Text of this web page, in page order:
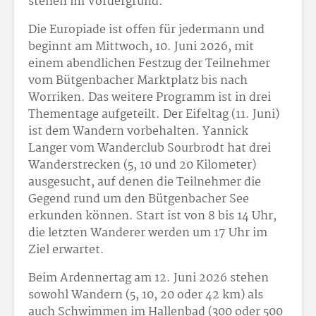
Die Europiade ist offen für jedermann und
beginnt am Mittwoch, 10. Juni 2026, mit
einem abendlichen Festzug der Teilnehmer
vom Bütgenbacher Marktplatz bis nach
Worriken. Das weitere Programm ist in drei
Thementage aufgeteilt. Der Eifeltag (11. Juni)
ist dem Wandern vorbehalten. Yannick
Langer vom Wanderclub Sourbrodt hat drei
Wanderstrecken (5, 10 und 20 Kilometer)
ausgesucht, auf denen die Teilnehmer die
Gegend rund um den Bütgenbacher See
erkunden können. Start ist von 8 bis 14 Uhr,
die letzten Wanderer werden um 17 Uhr im
Ziel erwartet.
Beim Ardennertag am 12. Juni 2026 stehen
sowohl Wandern (5, 10, 20 oder 42 km) als
auch Schwimmen im Hallenbad (300 oder 500